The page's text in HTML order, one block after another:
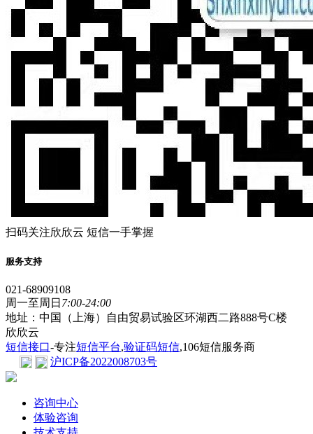
扫码关注欣欣云 短信一手掌握
服务支持
021-68909108
周一至周日 7:00-24:00
地址：中国（上海）自由贸易试验区环湖西二路888号C楼
欣欣云
短信接口-专注短信平台,验证码短信,106短信服务商
沪ICP备2022008703号
咨询中心
体验咨询